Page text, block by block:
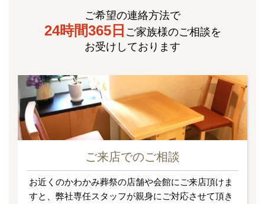
ご希望の連絡方法で
24時間365日 ご家族様のご相談を
お受けしております
ご来店でのご相談
お近くのかわかみ葬祭の店舗や会館にご来店頂けま
すと、弊社専任スタッフが親身にご対応させて頂き